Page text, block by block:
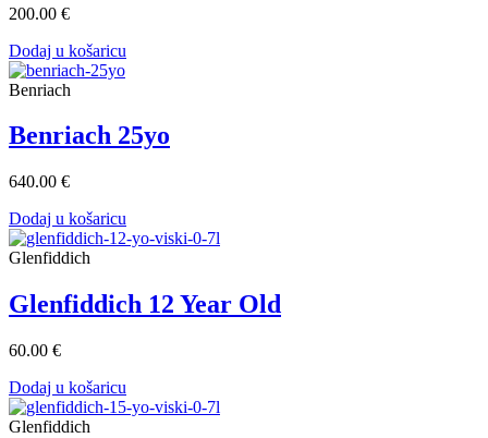
200.00 €
Dodaj u košaricu
Benriach
Benriach 25yo
640.00 €
Dodaj u košaricu
Glenfiddich
Glenfiddich 12 Year Old
60.00 €
Dodaj u košaricu
Glenfiddich